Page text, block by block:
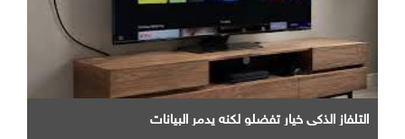
التلفاز الذكي خيار تفضلو لكنه يدمر البيانات